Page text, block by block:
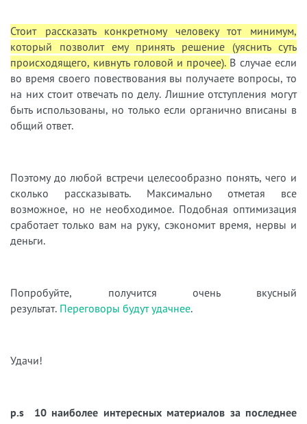
Стоит рассказать конкретному человеку тот минимум,
который позволит ему принять решение (уяснить суть
происходящего, кивнуть головой и прочее). В случае если
во время своего повествования вы получаете вопросы, то
на них стоит отвечать по делу. Лишние отступления могут
быть использованы, но только если органично вписаны в
общий ответ.
Поэтому до любой встречи целесообразно понять, чего и
сколько рассказывать. Максимально отметая все
возможное, но не необходимое. Подобная оптимизация
сработает только вам на руку, сэкономит время, нервы и
деньги.
Попробуйте, получится очень вкусный
результат. Переговоры будут удачнее.
Удачи!
p.s 10 наиболее интересных материалов за последнее